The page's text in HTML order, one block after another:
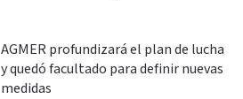
AGMER profundizará el plan de lucha
y quedó facultado para definir nuevas
medidas